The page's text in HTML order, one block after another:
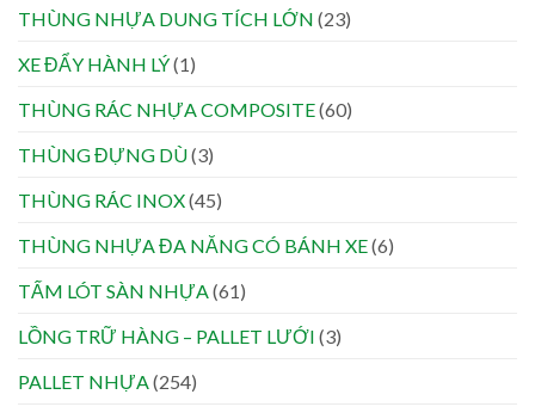
THÙNG NHỰA DUNG TÍCH LỚN (23)
XE ĐẨY HÀNH LÝ(1)
THÙNG RÁC NHỰA COMPOSITE(60)
THÙNG ĐỰNG DÙ(3)
THÙNG RÁC INOX(45)
THÙNG NHỰA ĐA NĂNG CÓ BÁNH XE(6)
TẤM LÓT SÀN NHỰA(61)
LỒNG TRỮ HÀNG – PALLET LƯỚI (3)
PALLET NHỰA(254)